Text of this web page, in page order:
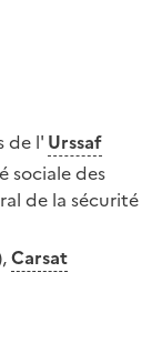
de l' Urssaf
sociale des
de la sécurité
Carsat